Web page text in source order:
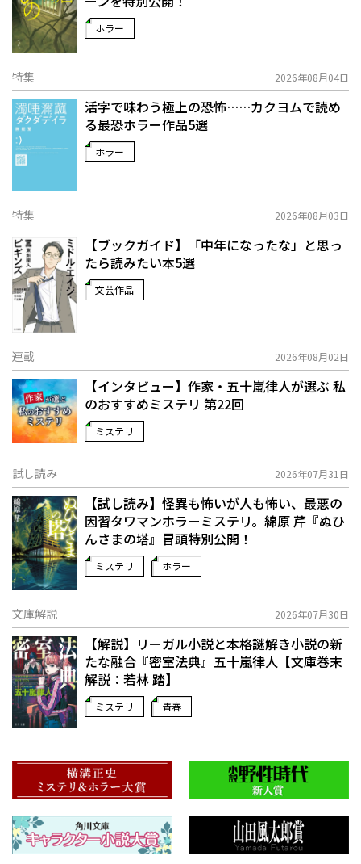
ホラー
特集 2026年08月04日
活字で味わう極上の恐怖……カクヨムで読め
る最恐ホラー作品5選
ホラー
特集 2026年08月03日
【ブックガイド】「中年になったな」と思っ
たら読みたい本5選
文芸作品
連載 2026年08月02日
【インタビュー】作家・五十嵐律人が選ぶ 私
のおすすめミステリ 第22回
ミステリ
試し読み 2026年07月31日
【試し読み】怪異も怖いが人も怖い、最悪の
因習タワマンホラーミステリ。綿原 芹『ぬひ
んさまの塔』冒頭特別公開！
ミステリ ホラー
文庫解説 2026年07月30日
【解説】リーガル小説と本格謎解き小説の新
たな融合――『密室法典』五十嵐律人【文庫巻末
解説：若林 踏】
ミステリ 青春